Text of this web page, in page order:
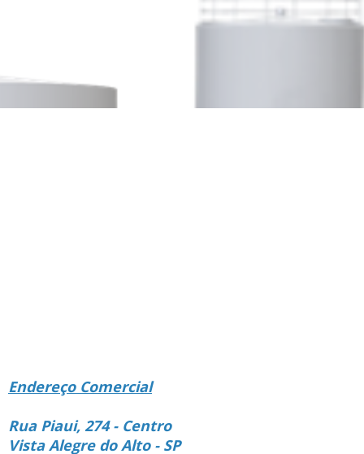
Endereço Comercial
Rua Piaui, 274 - Centro
Vista Alegre do Alto - SP